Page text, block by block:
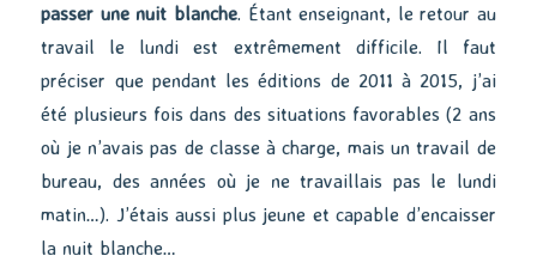
passer une nuit blanche. Étant enseignant, le retour au
travail le lundi est extrêmement difficile. Il faut
préciser que pendant les éditions de 2011 à 2015, j’ai
été plusieurs fois dans des situations favorables (2 ans
où je n’avais pas de classe à charge, mais un travail de
bureau, des années où je ne travaillais pas le lundi
matin…). J’étais aussi plus jeune et capable d’encaisser
la nuit blanche…